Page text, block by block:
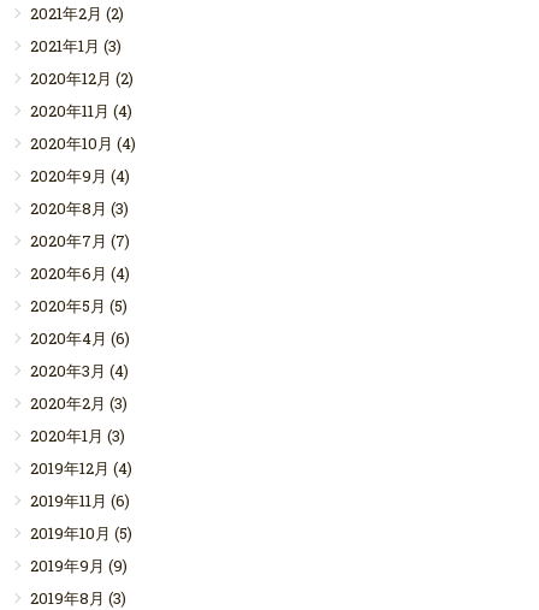
2021年2月 (2)
2021年1月 (3)
2020年12月 (2)
2020年11月 (4)
2020年10月 (4)
2020年9月 (4)
2020年8月 (3)
2020年7月 (7)
2020年6月 (4)
2020年5月 (5)
2020年4月 (6)
2020年3月 (4)
2020年2月 (3)
2020年1月 (3)
2019年12月 (4)
2019年11月 (6)
2019年10月 (5)
2019年9月 (9)
2019年8月 (3)